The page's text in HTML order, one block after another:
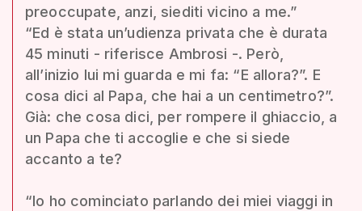
preoccupate, anzi, siediti vicino a me.”
“Ed è stata un’udienza privata che è durata
45 minuti - riferisce Ambrosi -. Però,
all’inizio lui mi guarda e mi fa: “E allora?”. E
cosa dici al Papa, che hai a un centimetro?”.
Già: che cosa dici, per rompere il ghiaccio, a
un Papa che ti accoglie e che si siede
accanto a te?
“Io ho cominciato parlando dei miei viaggi in